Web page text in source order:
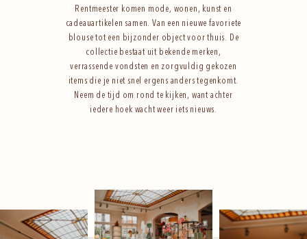
Rentmeester komen mode, wonen, kunst en
cadeauartikelen samen. Van een nieuwe favoriete
blouse tot een bijzonder object voor thuis. De
collectie bestaat uit bekende merken,
verrassende vondsten en zorgvuldig gekozen
items die je niet snel ergens anders tegenkomt.
Neem de tijd om rond te kijken, want achter
iedere hoek wacht weer iets nieuws.